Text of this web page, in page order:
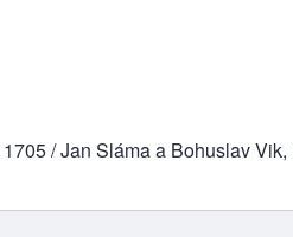
/ Jan Sláma a Bohuslav